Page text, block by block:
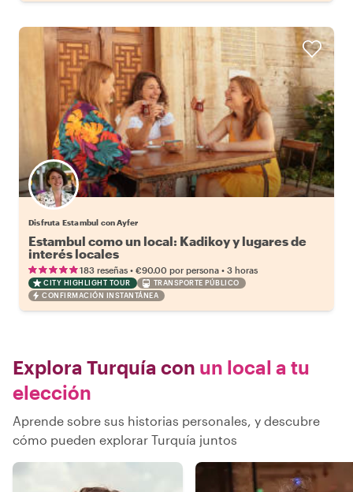
Disfruta Estambul con Ayfer
Estambul como un local: Kadikoy y lugares de
interés locales
183 reseñas • €90.00 por persona • 3 horas
CITY HIGHLIGHT TOUR
TRANSPORTE PÚBLICO
CONFIRMACIÓN INSTANTÁNEA
Explora Turquía con un local a tu
elección
Aprende sobre sus historias personales, y descubre
cómo pueden explorar Turquía juntos